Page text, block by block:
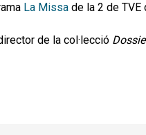
La Missade la 2 de TVE
de la col·lecció